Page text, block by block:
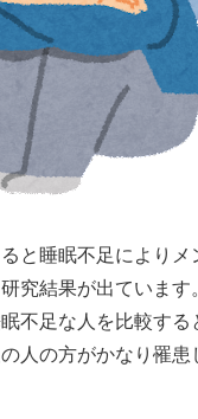
と睡眠不足により
究結果が出ていま
不足な人を比較する
人の方がかなり罹